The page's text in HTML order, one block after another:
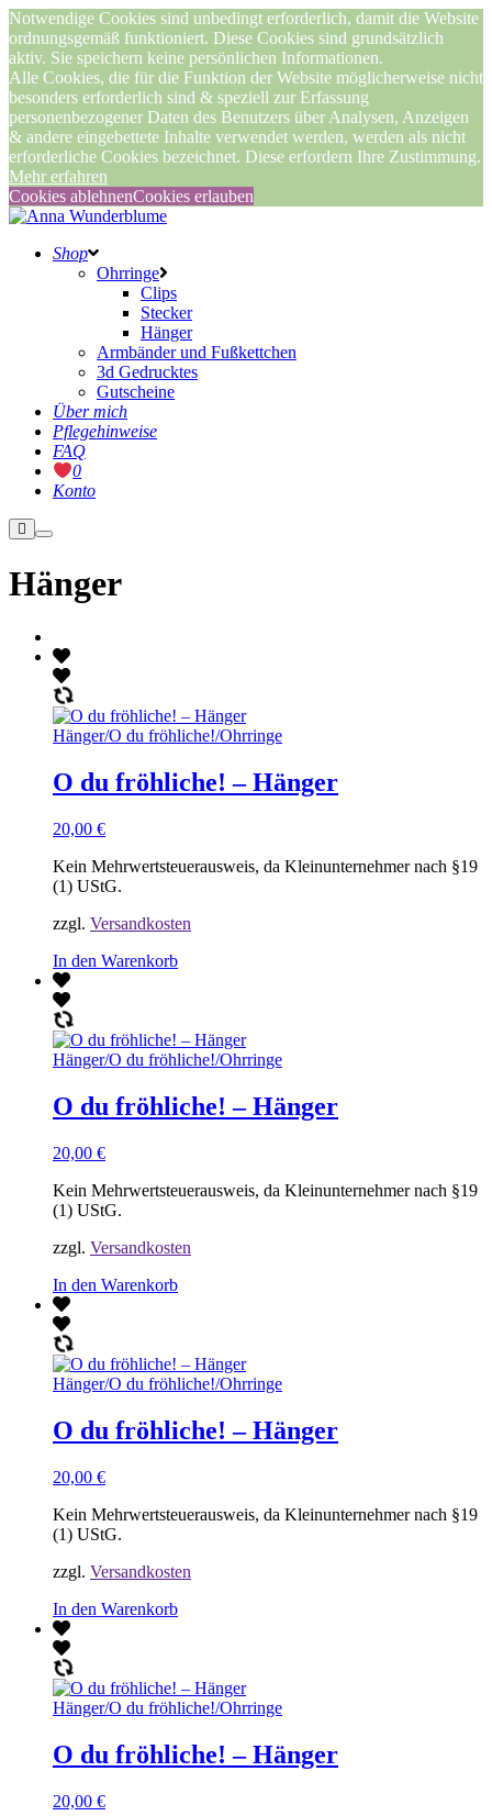
Notwendige Cookies sind unbedingt erforderlich, damit die Website
ordnungsgemäß funktioniert. Diese Cookies sind grundsätzlich
aktiv. Sie speichern keine persönlichen Informationen.
Alle Cookies, die für die Funktion der Website möglicherweise nicht
besonders erforderlich sind & speziell zur Erfassung
personenbezogener Daten des Benutzers über Analysen, Anzeigen
& andere eingebettete Inhalte verwendet werden, werden als nicht
erforderliche Cookies bezeichnet. Diese erfordern Ihre Zustimmung.
Mehr erfahren
Cookies ablehnenCookies erlauben
Shop
Ohrringe
Clips
Stecker
Hänger
Armbänder und Fußkettchen
3d Gedrucktes
Gutscheine
Über mich
Pflegehinweise
FAQ
0
Konto
Weitere
Informationen
Hauptmenü
Hänger
Hänger/O du fröhliche!/Ohrringe
O du fröhliche! – Hänger
20,00 €
Kein Mehrwertsteuerausweis, da Kleinunternehmer nach §19
(1) UStG.
zzgl. Versandkosten
In den Warenkorb
Hänger/O du fröhliche!/Ohrringe
O du fröhliche! – Hänger
20,00 €
Kein Mehrwertsteuerausweis, da Kleinunternehmer nach §19
(1) UStG.
zzgl. Versandkosten
In den Warenkorb
Hänger/O du fröhliche!/Ohrringe
O du fröhliche! – Hänger
20,00 €
Kein Mehrwertsteuerausweis, da Kleinunternehmer nach §19
(1) UStG.
zzgl. Versandkosten
In den Warenkorb
Hänger/O du fröhliche!/Ohrringe
O du fröhliche! – Hänger
20,00 €